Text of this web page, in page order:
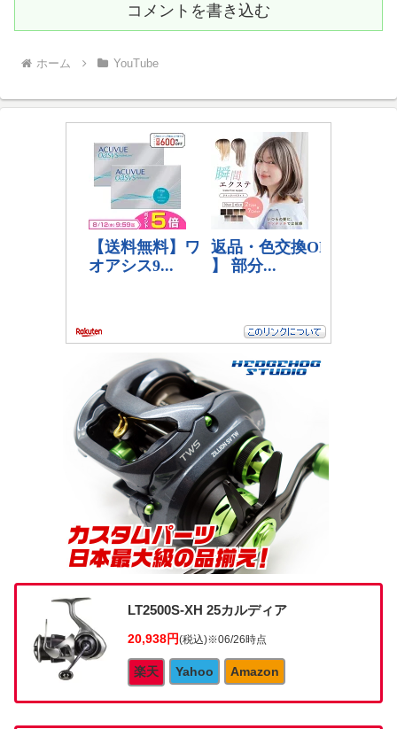
コメントを書き込む
ホーム YouTube
LT2500S-XH 25カルディア
20,938円(税込)※06/26時点
楽天 Yahoo Amazon